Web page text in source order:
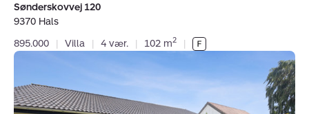
Sønderskovvej 120
9370 Hals
895.000
| Villa | 4 vær. | 102 m2 |
18,
9310